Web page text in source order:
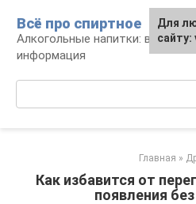
контенту
Всё про спиртное
Алкогольные напитки: виды,
информация
Главная »
Как избавится от
появления
Для
сайту: